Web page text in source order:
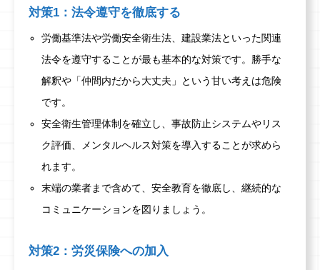
対策1：法令遵守を徹底する
労働基準法や労働安全衛生法、建設業法といった関連
法令を遵守することが最も基本的な対策です。勝手な
解釈や「仲間内だから大丈夫」という甘い考えは危険
です。
安全衛生管理体制を確立し、事故防止システムやリス
ク評価、メンタルヘルス対策を導入することが求めら
れます。
末端の業者まで含めて、安全教育を徹底し、継続的な
コミュニケーションを図りましょう。
対策2：労災保険への加入